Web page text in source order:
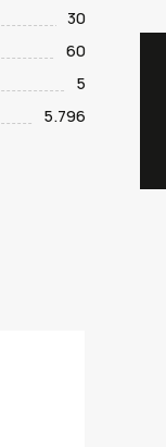
30
60
5
5.796